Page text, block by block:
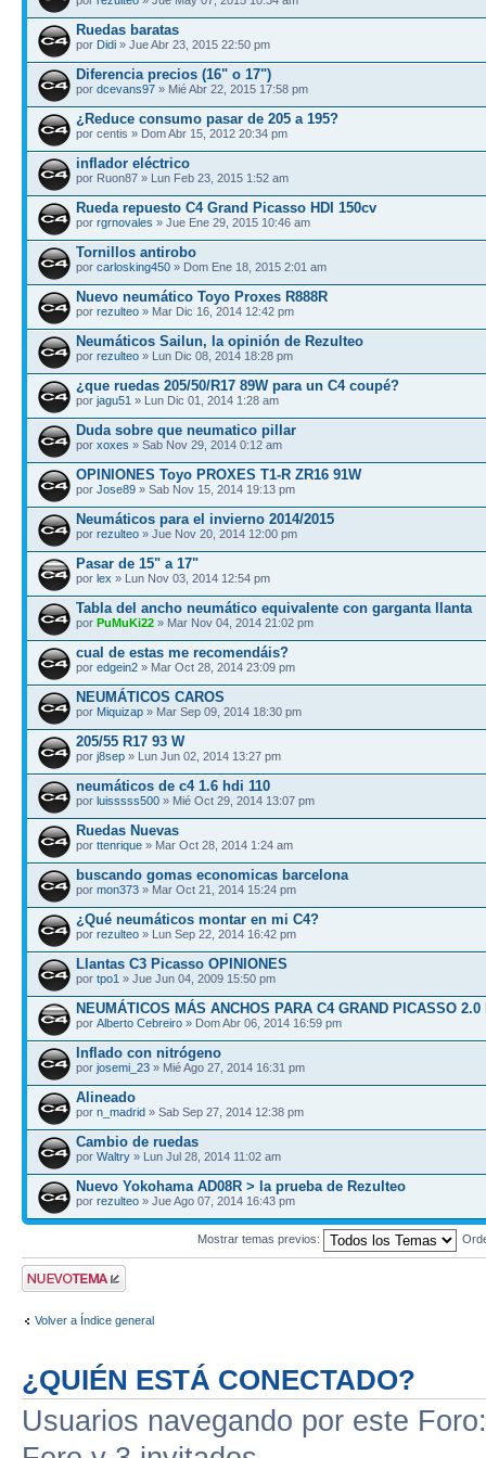
Ruedas baratas
por Didi » Jue Abr 23, 2015 22:50 pm
Diferencia precios (16" o 17")
por dcevans97 » Mié Abr 22, 2015 17:58 pm
¿Reduce consumo pasar de 205 a 195?
por centis » Dom Abr 15, 2012 20:34 pm
inflador eléctrico
por Ruon87 » Lun Feb 23, 2015 1:52 am
Rueda repuesto C4 Grand Picasso HDI 150cv
por rgrnovales » Jue Ene 29, 2015 10:46 am
Tornillos antirobo
por carlosking450 » Dom Ene 18, 2015 2:01 am
Nuevo neumático Toyo Proxes R888R
por rezulteo » Mar Dic 16, 2014 12:42 pm
Neumáticos Sailun, la opinión de Rezulteo
por rezulteo » Lun Dic 08, 2014 18:28 pm
¿que ruedas 205/50/R17 89W para un C4 coupé?
por jagu51 » Lun Dic 01, 2014 1:28 am
Duda sobre que neumatico pillar
por xoxes » Sab Nov 29, 2014 0:12 am
OPINIONES Toyo PROXES T1-R ZR16 91W
por Jose89 » Sab Nov 15, 2014 19:13 pm
Neumáticos para el invierno 2014/2015
por rezulteo » Jue Nov 20, 2014 12:00 pm
Pasar de 15" a 17"
por lex » Lun Nov 03, 2014 12:54 pm
Tabla del ancho neumático equivalente con garganta llanta
por PuMuKi22 » Mar Nov 04, 2014 21:02 pm
cual de estas me recomendáis?
por edgein2 » Mar Oct 28, 2014 23:09 pm
NEUMÁTICOS CAROS
por Miquizap » Mar Sep 09, 2014 18:30 pm
205/55 R17 93 W
por j8sep » Lun Jun 02, 2014 13:27 pm
neumáticos de c4 1.6 hdi 110
por luisssss500 » Mié Oct 29, 2014 13:07 pm
Ruedas Nuevas
por ttenrique » Mar Oct 28, 2014 1:24 am
buscando gomas economicas barcelona
por mon373 » Mar Oct 21, 2014 15:24 pm
¿Qué neumáticos montar en mi C4?
por rezulteo » Lun Sep 22, 2014 16:42 pm
Llantas C3 Picasso OPINIONES
por tpo1 » Jue Jun 04, 2009 15:50 pm
NEUMÁTICOS MÁS ANCHOS PARA C4 GRAND PICASSO 2.0
por Alberto Cebreiro » Dom Abr 06, 2014 16:59 pm
Inflado con nitrógeno
por josemi_23 » Mié Ago 27, 2014 16:31 pm
Alineado
por n_madrid » Sab Sep 27, 2014 12:38 pm
Cambio de ruedas
por Waltry » Lun Jul 28, 2014 11:02 am
Nuevo Yokohama AD08R > la prueba de Rezulteo
por rezulteo » Jue Ago 07, 2014 16:43 pm
Mostrar temas previos:
Publicar un nuevo
tema
Volver a Índice general
¿QUIÉN ESTÁ CONECTADO?
Usuarios navegando por este